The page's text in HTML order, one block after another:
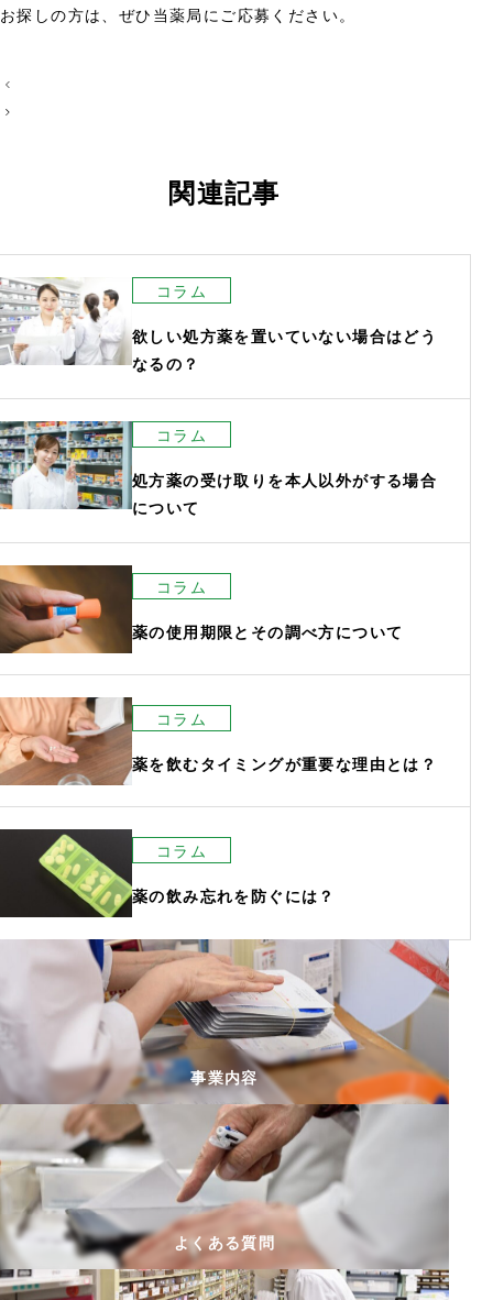
お探しの方は、ぜひ当薬局にご応募ください。
投
稿
シ
ョ
ン
関連記事
コラム
欲しい処方薬を置いていない場合はどう
なるの？
コラム
処方薬の受け取りを本人以外がする場合
について
コラム
薬の使用期限とその調べ方について
コラム
薬を飲むタイミングが重要な理由とは？
コラム
薬の飲み忘れを防ぐには？
事業内容
よくある質問